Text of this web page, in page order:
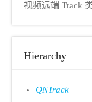
视频远端 Track
Hierarchy
QNTrack